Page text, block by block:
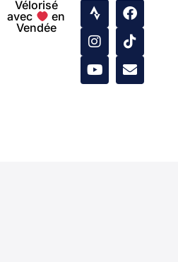
Vélorisé
avec
en
Vendée